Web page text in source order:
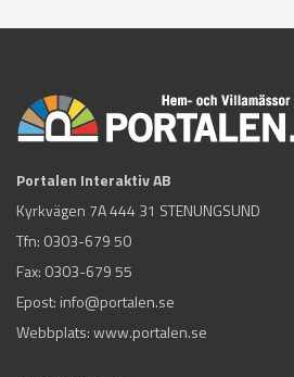
Portalen Interaktiv AB
Kyrkvägen 7A 444 31 STENUNGSUND
Tfn: 0303-679 50
Fax: 0303-679 55
Epost: info@portalen.se
Webbplats: www.portalen.se